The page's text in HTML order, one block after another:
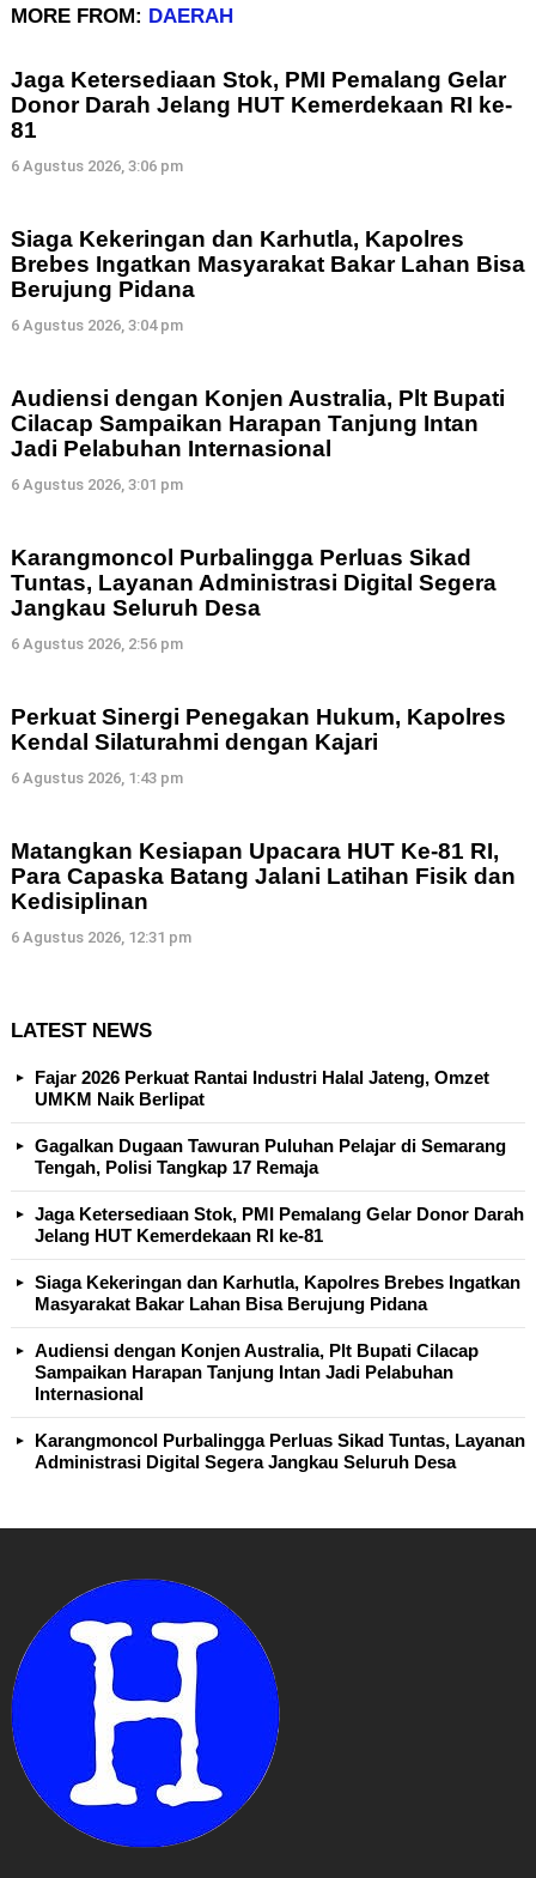
MORE FROM: DAERAH
Jaga Ketersediaan Stok, PMI Pemalang Gelar
Donor Darah Jelang HUT Kemerdekaan RI ke-
81
6 Agustus 2026, 3:06 pm
Siaga Kekeringan dan Karhutla, Kapolres
Brebes Ingatkan Masyarakat Bakar Lahan Bisa
Berujung Pidana
6 Agustus 2026, 3:04 pm
Audiensi dengan Konjen Australia, Plt Bupati
Cilacap Sampaikan Harapan Tanjung Intan
Jadi Pelabuhan Internasional
6 Agustus 2026, 3:01 pm
Karangmoncol Purbalingga Perluas Sikad
Tuntas, Layanan Administrasi Digital Segera
Jangkau Seluruh Desa
6 Agustus 2026, 2:56 pm
Perkuat Sinergi Penegakan Hukum, Kapolres
Kendal Silaturahmi dengan Kajari
6 Agustus 2026, 1:43 pm
Matangkan Kesiapan Upacara HUT Ke-81 RI,
Para Capaska Batang Jalani Latihan Fisik dan
Kedisiplinan
6 Agustus 2026, 12:31 pm
LATEST NEWS
Fajar 2026 Perkuat Rantai Industri Halal Jateng, Omzet
UMKM Naik Berlipat
Gagalkan Dugaan Tawuran Puluhan Pelajar di Semarang
Tengah, Polisi Tangkap 17 Remaja
Jaga Ketersediaan Stok, PMI Pemalang Gelar Donor Darah
Jelang HUT Kemerdekaan RI ke-81
Siaga Kekeringan dan Karhutla, Kapolres Brebes Ingatkan
Masyarakat Bakar Lahan Bisa Berujung Pidana
Audiensi dengan Konjen Australia, Plt Bupati Cilacap
Sampaikan Harapan Tanjung Intan Jadi Pelabuhan
Internasional
Karangmoncol Purbalingga Perluas Sikad Tuntas, Layanan
Administrasi Digital Segera Jangkau Seluruh Desa